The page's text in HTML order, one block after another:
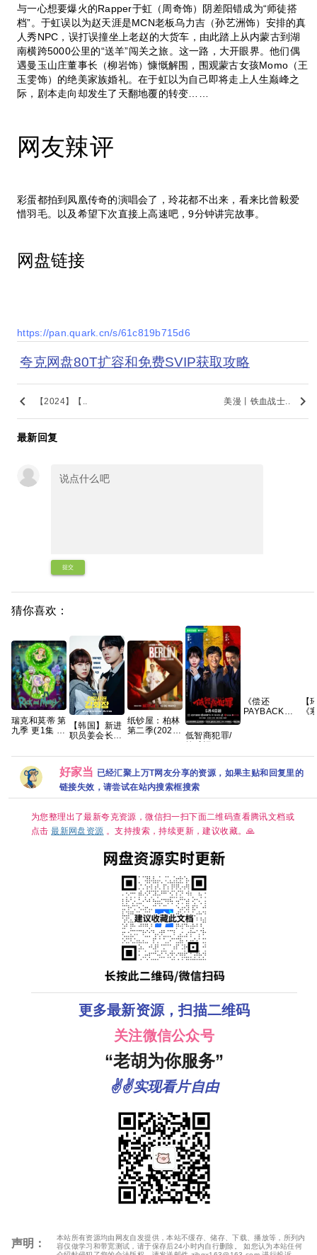
与一心想要爆火的Rapper于虹（周奇饰）阴差阳错成为“师徒搭
档”。于虹误以为赵天涯是MCN老板乌力吉（孙艺洲饰）安排的真
人秀NPC，误打误撞坐上老赵的大货车，由此踏上从内蒙古到湖
南横跨5000公里的“送羊”闯关之旅。这一路，大开眼界。他们偶
遇曼玉山庄董事长（柳岩饰）慷慨解围，围观蒙古女孩Momo（王
玉雯饰）的绝美家族婚礼。在于虹以为自己即将走上人生巅峰之
际，剧本走向却发生了天翻地覆的转变……
网友辣评
彩蛋都拍到凤凰传奇的演唱会了，玲花都不出来，看来比曾毅爱
惜羽毛。以及希望下次直接上高速吧，9分钟讲完故事。
网盘链接
https://pan.quark.cn/s/61c819b715d6
夸克网盘80T扩容和免费SVIP获取攻略
keyboard_arrow_left 【2024】【.. 美漫丨铁血战士.. keyboard_arrow_right
最新回复
提交
猜你喜欢：
瑞克和莫蒂 第
九季 更1集 官
【韩国】新进
职员姜会长
爱情 / 奇幻 又
名: Reborn
Rookie /
Suddenly
Intern 夸克
纸钞屋：柏林
第二季(2026)
[43.1GB]
低智商犯罪/
擒贼记
(2026) 【王
】【悬疑/ 犯
罪】【国语中
字】【4K 持
《偿还
PAYBACK》
【
《
【
好家当 已经汇聚上万T网友分享的资源，如果主贴和回复里的
链接失效，请尝试在站内搜索框搜索
为您整理出了最新夸克资源，微信扫一扫下面二维码查看腾讯文档或
点击最新网盘资源 。支持搜索，持续更新，建议收藏。🙏
更多最新资源，扫描二维码
关注微信公众号
“老胡为你服务”
✌✌实现看片自由
声明：
本站所有资源均由网友自发提供，本站不缓存、储存、下载、播放等，所列内
容仅做学习和带宽测试，请于保存后24小时内自行删除。 如您认为本站任何